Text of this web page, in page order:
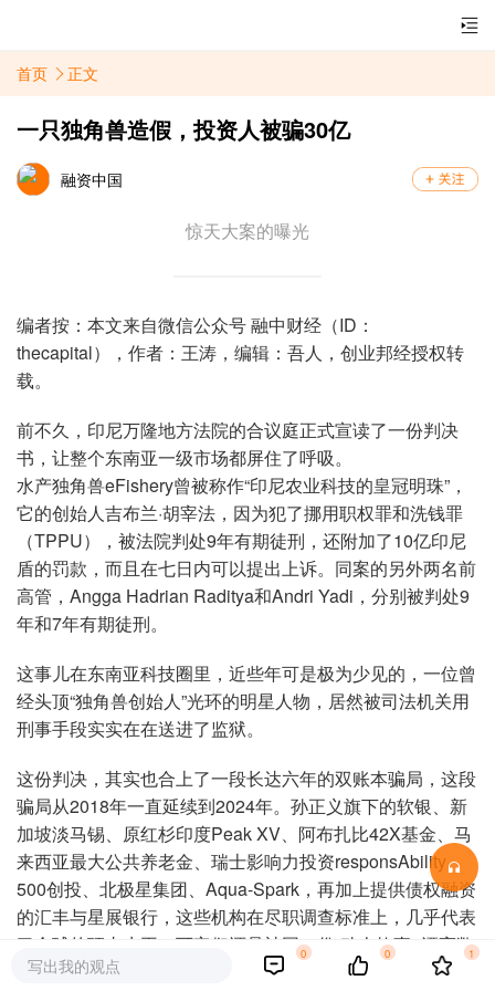
首页 正文
一只独角兽造假，投资人被骗30亿
融资中国
惊天大案的曝光
编者按：本文来自微信公众号 融中财经（ID：
thecapital），作者：王涛，编辑：吾人，创业邦经授权转
载。
前不久，印尼万隆地方法院的合议庭正式宣读了一份判决
书，让整个东南亚一级市场都屏住了呼吸。
水产独角兽eFishery曾被称作“印尼农业科技的皇冠明珠”，
它的创始人吉布兰·胡宰法，因为犯了挪用职权罪和洗钱罪
（TPPU），被法院判处9年有期徒刑，还附加了10亿印尼
盾的罚款，而且在七日内可以提出上诉。同案的另外两名前
高管，Angga Hadrian Raditya和Andri Yadi，分别被判处9
年和7年有期徒刑。
这事儿在东南亚科技圈里，近些年可是极为少见的，一位曾
经头顶“独角兽创始人”光环的明星人物，居然被司法机关用
刑事手段实实在在送进了监狱。
这份判决，其实也合上了一段长达六年的双账本骗局，这段
骗局从2018年一直延续到2024年。孙正义旗下的软银、新
加坡淡马锡、原红杉印度Peak XV、阿布扎比42X基金、马
来西亚最大公共养老金、瑞士影响力投资responsAbility、
500创投、北极星集团、Aqua-Spark，再加上提供债权融资
的汇丰与星展银行，这些机构在尽职调查标准上，几乎代表
了全球的顶尖水平，可它们还是被同一份“动人故事+漂亮数
字”骗了整整五六年。
写出我的观点
0 0 1